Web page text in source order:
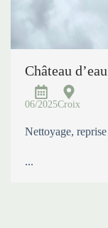
Château d’eau
06/2025Croix
Nettoyage,
...